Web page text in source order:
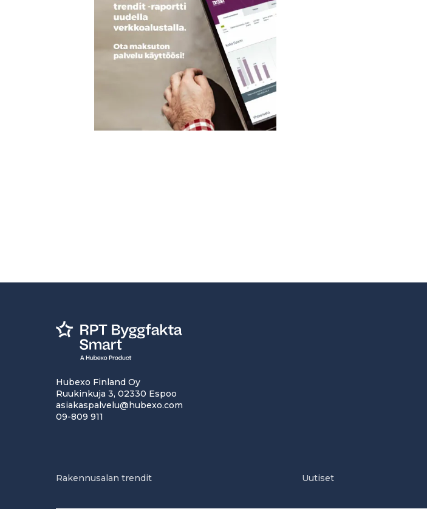
Hubexo Finland Oy
Ruukinkuja 3, 02330 Espoo
asiakaspalvelu@hubexo.com
09-809 911
Rakennusalan trendit Uutiset